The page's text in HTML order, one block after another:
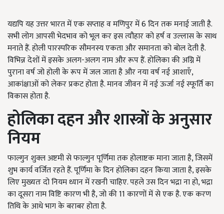
यद्यपि यह उत्तर भारत में एक सप्ताह व मणिपुर में 6 दिन तक मनाई जाती है.
सभी लोग आपसी भेदभाव को भूल कर इस त्यौहार को हर्ष व उल्लास के साथ
मनाते हैं. होली पारस्परिक सौमनस्य एकता और समानता को बोल देती है.
विभिन्न देशों में इसके अलग-अलग नाम और रूप हैं. होलिका की अग्नि में
पुराना वर्ष जो होली के रूप में जल जाता है और नया वर्ष नई आशाएँ,
आकांक्षाओं को लेकर प्रकट होता है. मानव जीवन में नई ऊर्जा नई स्फूर्ति का
विकास होता है.
होलिका दहन और शास्त्रों के अनुसार
नियम
फाल्गुन शुक्ल अष्टमी से फाल्गुन पूर्णिमा तक होलाष्टक माना जाता है, जिसमें
शुभ कार्य वर्जित रहते हैं. पूर्णिमा के दिन होलिका दहन किया जाता है, इसके
लिए मुख्यतः दो नियम ध्यान में रखनी चाहिए. पहले उस दिन भद्रा ना हो, भद्रा
का दूसरा नाम विष्टि कारण भी है, जो की 11 कारणों में से एक है. एक करण
तिथि के आधे भाग के बराबर होता है.